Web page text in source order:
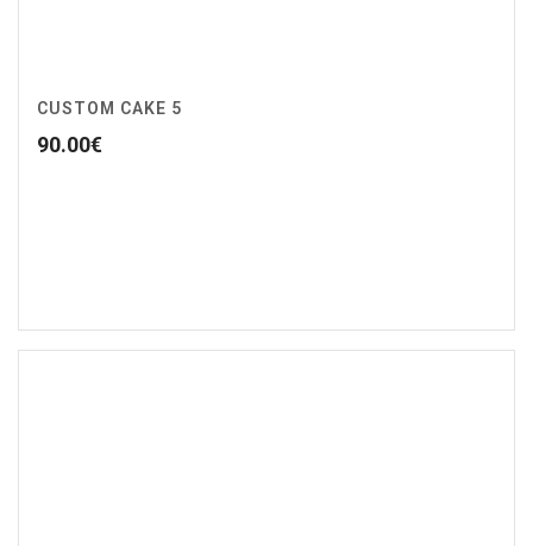
CUSTOM CAKE 5
90.00€